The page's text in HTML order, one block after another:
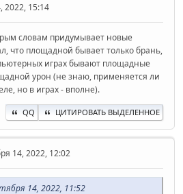
2022, 15:14
словам придумывает новые
что площадной бывает только брань,
играх бывают площадные
урон (не знаю, применяется ли
но в играх - вполне).
QQ ЦИТИРОВАТЬ ВЫДЕЛЕННОЕ
14, 2022, 12:02
14, 2022, 11:52